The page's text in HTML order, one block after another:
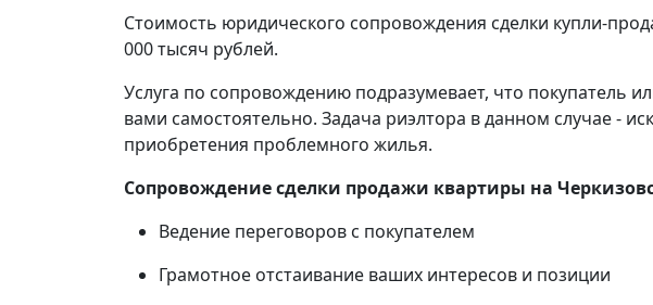
Стоимость юридического сопровождения сделки купли-
000 тысяч рублей.
Услуга по сопровождению подразумевает, что покупатель
вами самостоятельно. Задача риэлтора в данном случае -
приобретения проблемного жилья.
Сопровождение сделки продажи квартиры на
Ведение переговоров с покупателем
Грамотное отстаивание ваших интересов и позиции